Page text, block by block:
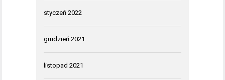
styczeń 2022
grudzień 2021
listopad 2021